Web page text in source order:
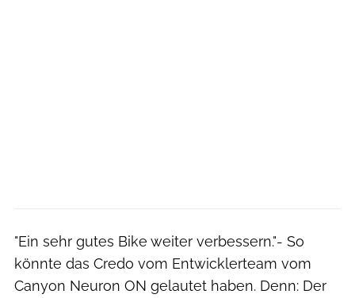
"Ein sehr gutes Bike weiter verbessern."- So
könnte das Credo vom Entwicklerteam vom
Canyon Neuron ON gelautet haben. Denn: Der